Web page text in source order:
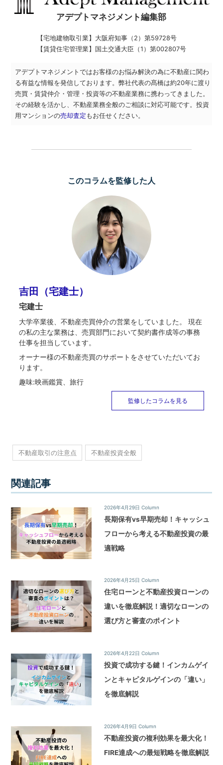
アデプトマネジメント編集部
【宅地建物取引業】 大阪府知事（2）第59728号
【賃貸住宅管理業】
国土交通大臣（1）第002807号
アデプトマネジメントではお客様のお悩み解決の為に不動産に関わ
る有益な情報を発信しております。弊社代表の髙橋は約20年に渡り
売買・賃貸仲介・管理・投資等の不動産業務に携わってきました。
その経験を活かし、不動産業務全般のご相談に対応可能です。投資
用マンションの売却査定 もお任せください。
このコラムを監修した人
吉田（宅建士）
宅建士
大学卒業後、不動産売買仲介の営業をしていました。 現在
の私の主な業務は、売買部門において契約書作成等の事務
仕事を担当しています。
オーナー様の不動産売買のサポートをさせていただいてお
ります。
趣味:映画鑑賞、旅行
監修したコラムを見る
不動産取引の注意点 不動産投資全般
関連記事
2026年4月29日 Column
長期保有vs早期売却！キャッシュ
フローから考える不動産投資の最
適戦略
2026年4月25日 Column
住宅ローンと不動産投資ローンの
違いを徹底解説！適切なローンの
選び方と審査のポイント
2026年4月22日 Column
投資で成功する鍵！インカムゲイ
ンとキャピタルゲインの「違い」
を徹底解説
2026年4月9日 Column
不動産投資の複利効果を最大化！
FIRE達成への最短戦略を徹底解説